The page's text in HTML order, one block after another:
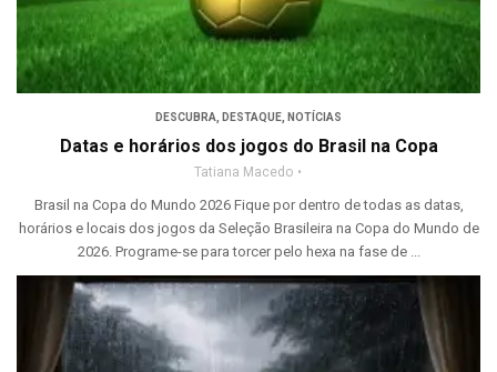
DESCUBRA, DESTAQUE, NOTÍCIAS
Datas e horários dos jogos do Brasil na Copa
Tatiana Macedo
Brasil na Copa do Mundo 2026 Fique por dentro de todas as datas,
horários e locais dos jogos da Seleção Brasileira na Copa do Mundo de
2026. Programe-se para torcer pelo hexa na fase de ...